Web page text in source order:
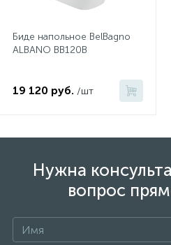
Биде напольное BelBagno
ALBANO BB120B
19 120 руб. /шт
Нужна
вопрос